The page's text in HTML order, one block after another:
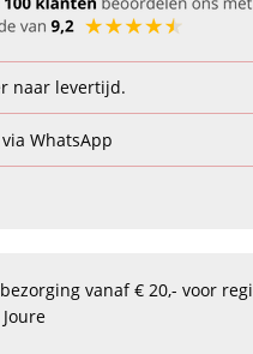
naar levertijd.
WhatsApp
vanaf € 20,- voor